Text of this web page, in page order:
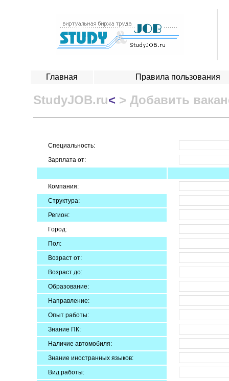
Главная Правила пользования
StudyJOB.ru< > Добавить
Специальность:
Зарплата от:
Компания:
Структура:
Регион:
Город:
Пол:
Возраст от:
Возраст до:
Образование:
Направление:
Опыт работы:
Знание ПК:
Наличие автомобиля:
Знание иностранных языков:
Вид работы: